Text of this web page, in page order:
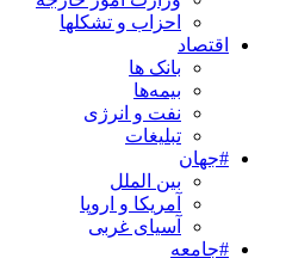
احزاب و تشکلها
اقتصاد
بانک ها
بیمه‌ها
نفت و انرژی
تبلیغات
#جهان
بین الملل
آمریکا و اروپا
آسیای غربی
#جامعه